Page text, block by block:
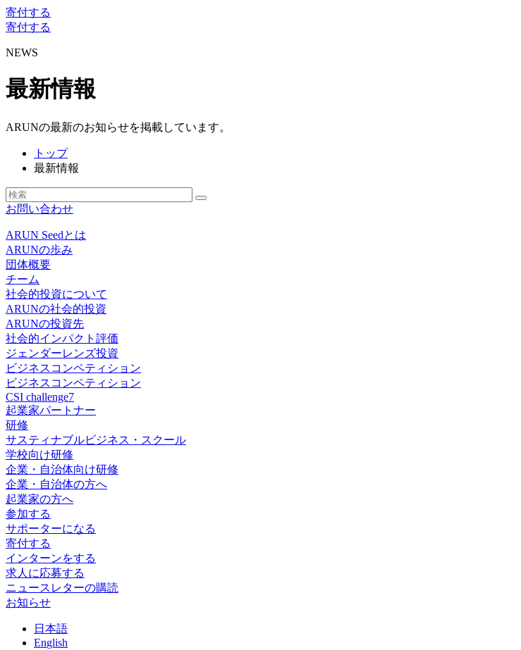
寄付する
寄付する
NEWS
最新情報
ARUNの最新のお知らせを掲載しています。
トップ
最新情報
お問い合わせ
ARUN Seedとは
ARUNの歩み
団体概要
チーム
社会的投資について
ARUNの社会的投資
ARUNの投資先
社会的インパクト評価
ジェンダーレンズ投資
ビジネスコンペティション
ビジネスコンペティション
CSI challenge7
起業家パートナー
研修
サスティナブルビジネス・スクール
学校向け研修
企業・自治体向け研修
企業・自治体の方へ
起業家の方へ
参加する
サポーターになる
寄付する
インターンをする
求人に応募する
ニュースレターの購読
お知らせ
日 本語
English